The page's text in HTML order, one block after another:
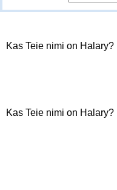
Kas Teie nimi on Halary?
Kas Teie nimi on Halary?